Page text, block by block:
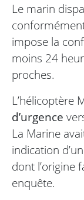
Le marin
impose la
moins 24
proches.
L’hélicoptère
d’urgence
La Marine
indication
dont l’origine
enquête.